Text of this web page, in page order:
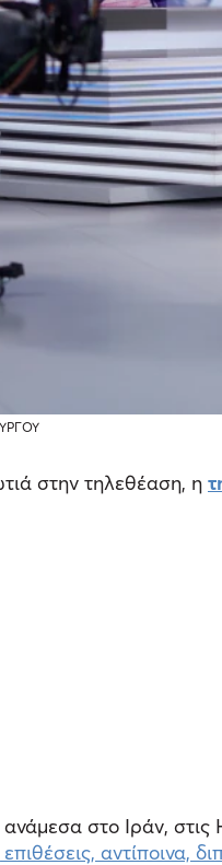
στην τηλεθέαση, η
στο Ιράν, στις
αντίποινα,